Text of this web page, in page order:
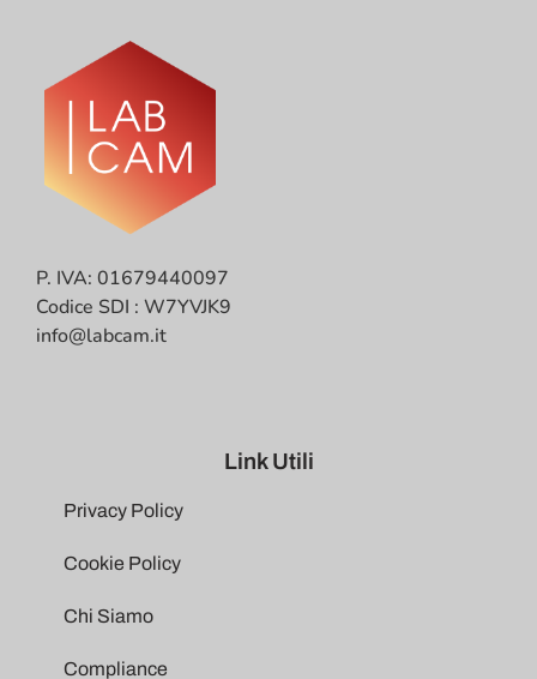
P. IVA: 01679440097
Codice SDI : W7YVJK9
info@labcam.it
Link Utili
Privacy Policy
Cookie Policy
Chi Siamo
Compliance